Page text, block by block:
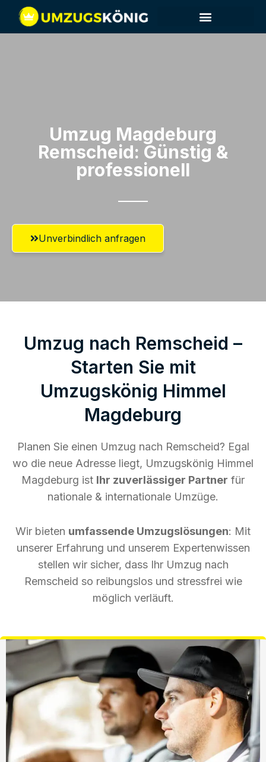
Umzug Magdeburg​
Remscheid: Günstig &
professionell​
Unverbindlich anfragen
Umzug nach Remscheid –
Starten Sie mit
Umzugskönig Himmel
Magdeburg
Planen Sie einen Umzug nach Remscheid? Egal
wo die neue Adresse liegt, Umzugskönig Himmel
Magdeburg ist Ihr zuverlässiger Partner für
nationale & internationale Umzüge.
Wir bieten umfassende Umzugslösungen: Mit
unserer Erfahrung und unserem Expertenwissen
stellen wir sicher, dass Ihr Umzug nach
Remscheid so reibungslos und stressfrei wie
möglich verläuft.